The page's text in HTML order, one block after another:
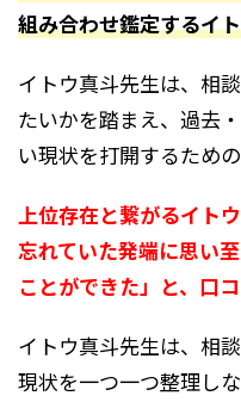
組み合わせ鑑定するイ
イトウ真斗先生は、相
たいかを踏まえ、過去
い現状を打開するため
上位存在と繋がるイト
忘れていた発端に思い
ことができた」と、口コ
イトウ真斗先生は、相
現状を一つ一つ整理し